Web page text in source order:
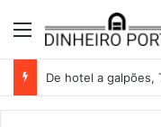
Menu